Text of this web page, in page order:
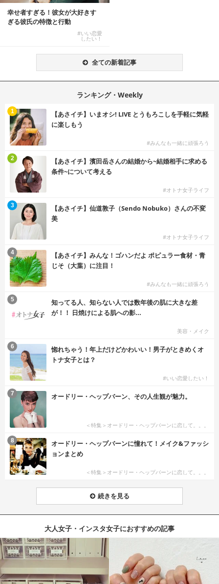
幸せ者すぎる！彼女が大好きす
ぎる彼氏の特徴と行動
#いい恋愛
したい！
全ての新着記事
ランキング・Weekly
【あさイチ】いまオシ! LIVE とうもろこしを手軽に気軽
に楽しもう
#みんなも一緒に頑張ろう
1
【あさイチ】濱田岳さんの結婚から~結婚相手に求める
条件~について考える
#オトナ女子ライフ
2
【あさイチ】仙道敦子（Sendo Nobuko）さんの不変
美
#オトナ女子ライフ
3
【あさイチ】みんな！ゴハンだよ ポピュラー食材・青
じそ（大葉）に注目！
#みんなも一緒に頑張ろう
4
知ってる人、知らない人では数年後の肌に大きな差
が！！ 日焼けによる肌への影...
美容・メイク
5
惚れちゃう！年上だけどかわいい！男子がときめくオ
トナ女子とは？
#いい恋愛したい！
6
オードリー・ヘップバーン、その人生観が魅力。
＜特集＞オードリー・ヘップバーンに恋して。。。
7
オードリー・ヘップバーンに憧れて！メイク&ファッシ
ョンまとめ
＜特集＞オードリー・ヘップバーンに恋して。。。
8
続きを見る
大人女子・インスタ女子におすすめの記事